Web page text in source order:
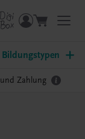
innen-Service
Bildungstypen
Zahlung